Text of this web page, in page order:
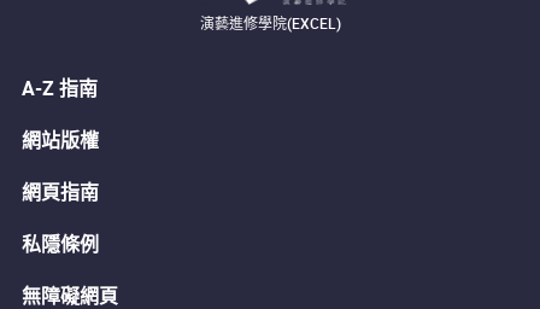
演藝進修學院(EXCEL)
A-Z 指南
網站版權
網頁指南
私隱條例
無障礙網頁